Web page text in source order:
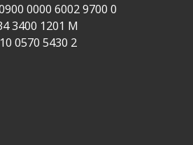
0000 6002 9700 0
3400 1201 M
0570 5430 2